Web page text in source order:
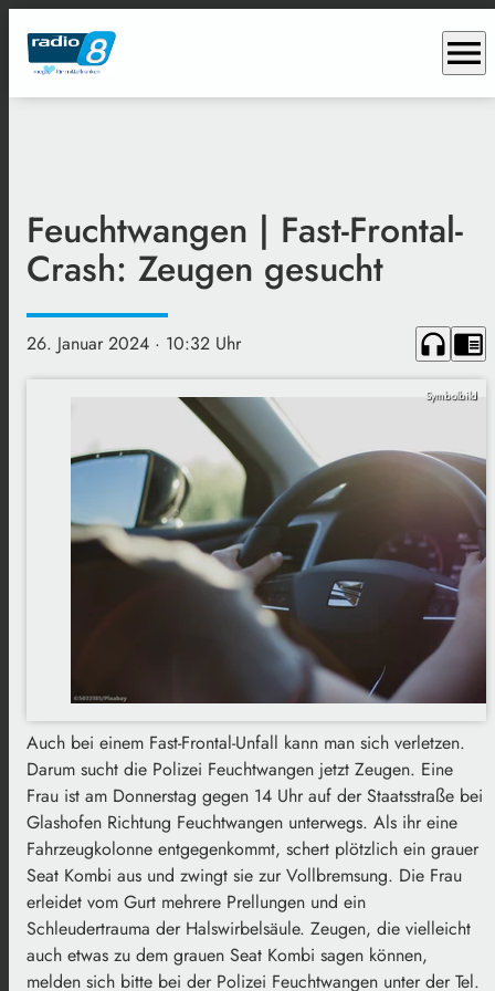
menu
Feuchtwangen | Fast-Frontal-
Crash: Zeugen gesucht
26. Januar 2024 · 10:32 Uhr headphones chrome_reader_mode
Symbolbild
Auch bei einem Fast-Frontal-Unfall kann man sich verletzen.
Darum sucht die Polizei Feuchtwangen jetzt Zeugen. Eine
Frau ist am Donnerstag gegen 14 Uhr auf der Staatsstraße bei
Glashofen Richtung Feuchtwangen unterwegs. Als ihr eine
Fahrzeugkolonne entgegenkommt, schert plötzlich ein grauer
Seat Kombi aus und zwingt sie zur Vollbremsung. Die Frau
erleidet vom Gurt mehrere Prellungen und ein
Schleudertrauma der Halswirbelsäule. Zeugen, die vielleicht
auch etwas zu dem grauen Seat Kombi sagen können,
melden sich bitte bei der Polizei Feuchtwangen unter der Tel.